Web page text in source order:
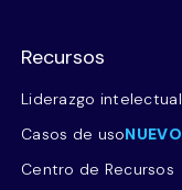
Recursos
Liderazgo intelectual
Casos de usoNUEVO
Centro de Recursos